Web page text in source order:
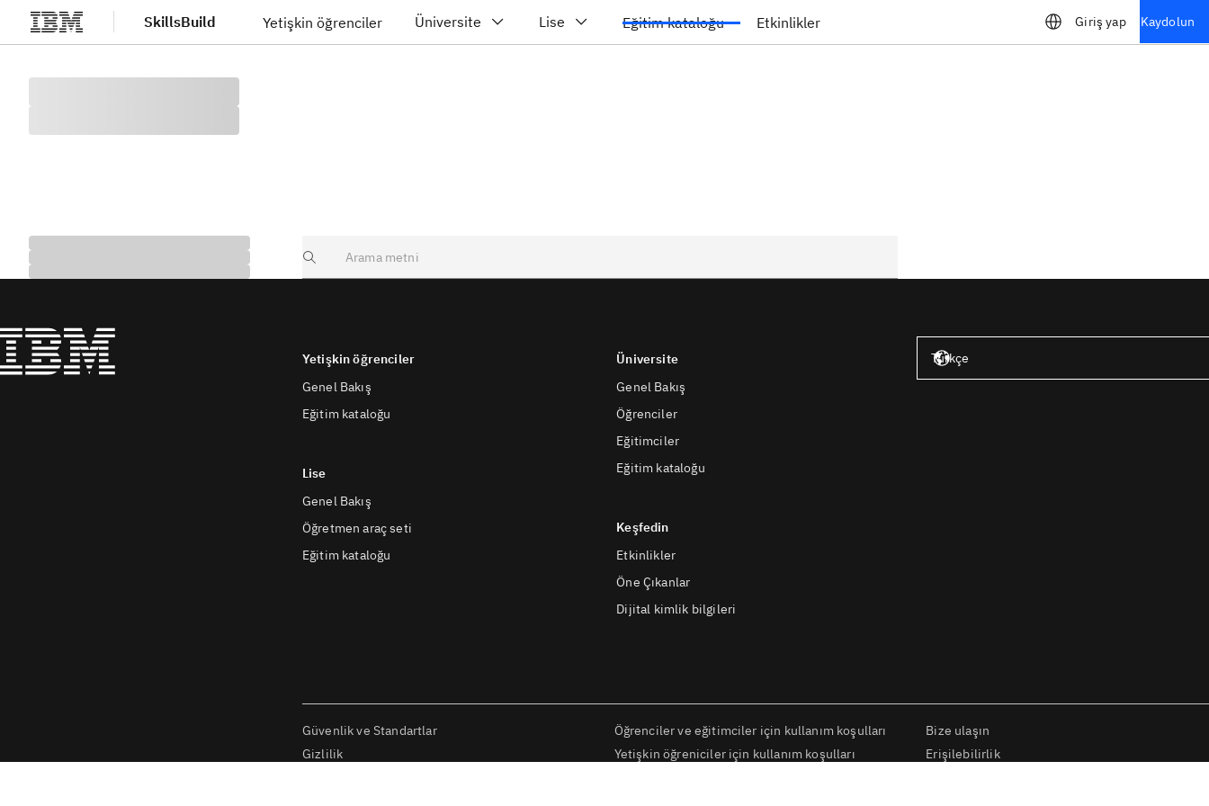
Ana içeriğe atla SkillsBuild Yetişkin öğrenciler Üniversite Lise Eğitim kataloğu Etkinlikler Giriş yap Kaydolun
Search
Yetişkin öğrenciler
Genel Bakış
Eğitim kataloğu
Lise
Genel Bakış
Öğretmen araç seti
Eğitim kataloğu
Üniversite
Genel Bakış
Öğrenciler
Eğitimciler
Eğitim kataloğu
Keşfedin
Etkinlikler
Öne Çıkanlar
Dijital kimlik bilgileri
Türkçe
Güvenlik ve Standartlar
Gizlilik
Öğrenciler ve eğitimciler için kullanım koşulları
Yetişkin öğreniciler için kullanım koşulları
Bize ulaşın
Erişilebilirlik